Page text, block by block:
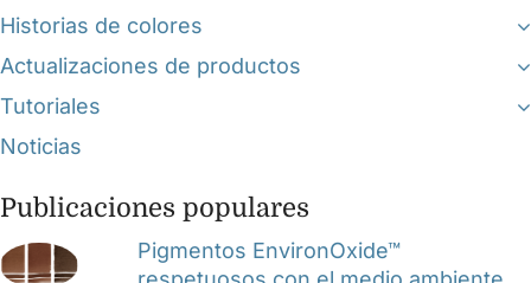
Historias de colores
Actualizaciones de productos
Tutoriales
Noticias
Publicaciones populares
Pigmentos EnvironOxide™